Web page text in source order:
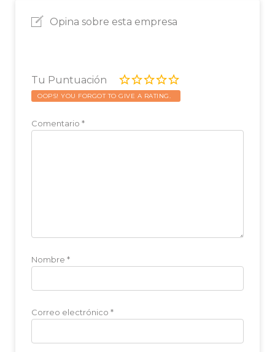
Opina sobre esta empresa
Tu Puntuación
OOPS! YOU FORGOT TO GIVE A RATING.
Comentario *
Nombre *
Correo electrónico *